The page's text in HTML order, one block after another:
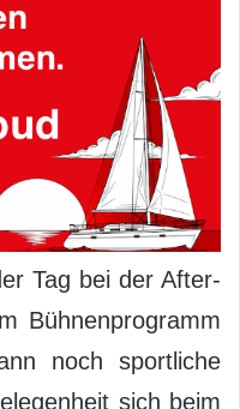
Tag bei der After-
Bühnenprogramm
noch sportliche
sich beim